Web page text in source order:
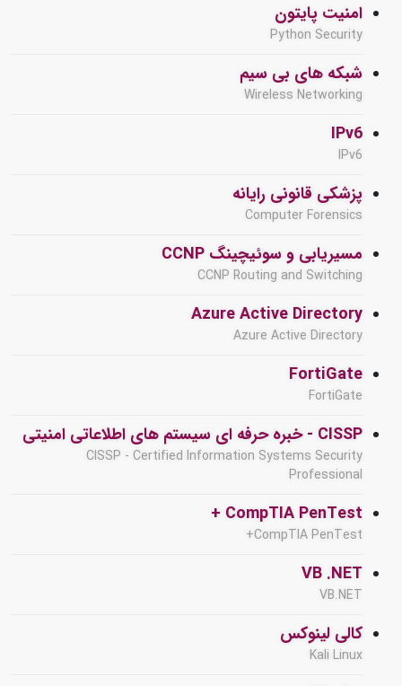
امنیت پایتون
Python Security
شبکه های بی سیم
Wireless Networking
IPv6
IPv6
پزشکی قانونی رایانه
Computer Forensics
مسیریابی و سوئیچینگ CCNP
CCNP Routing and Switching
Azure Active Directory
Azure Active Directory
FortiGate
FortiGate
CISSP - خبره حرفه ای سیستم های اطلاعاتی امنیتی
CISSP - Certified Information Systems Security
Professional
CompTIA PenTest +
CompTIA PenTest+
VB .NET
VB.NET
کالی لینوکس
Kali Linux